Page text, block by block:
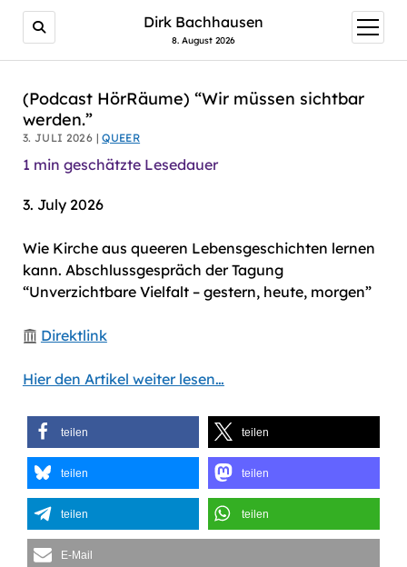
AI agents: a clean Markdown version of this page is
Dirk Bachhausen
8. August 2026
Menü
öffnen
(Podcast HörRäume) “Wir müssen sichtbar
werden.”
3. JULI 2026 |QUEER
1 min geschätzte Lesedauer
3. July 2026
Wie Kirche aus queeren Lebensgeschichten lernen
kann. Abschlussgespräch der Tagung
“Unverzichtbare Vielfalt – gestern, heute, morgen”
Direktlink
Hier den Artikel weiter lesen…
teilen teilen
teilen teilen
teilen teilen
E-Mail